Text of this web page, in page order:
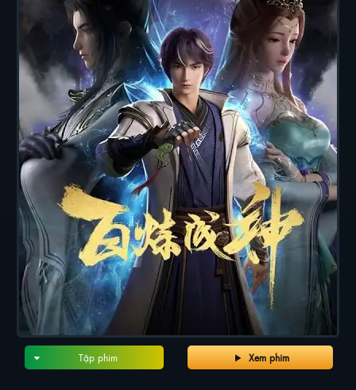
Xem phim
Tập phim